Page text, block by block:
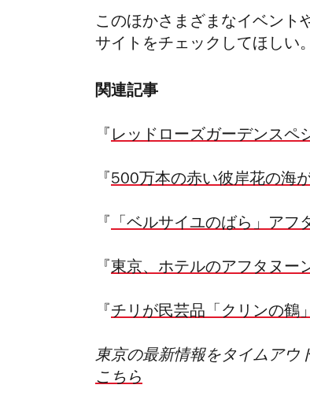
このほかさまざまなイベント
サイトをチェックしてほしい。
関連記事
『 レッドローズガーデンスペ
『 500万本の赤い彼岸花の海
『 「ベルサイユのばら」アフ
『 東京、ホテルのアフタヌー
『 チリが民芸品「クリンの鶴
東京の最新情報をタイムアウ
こちら